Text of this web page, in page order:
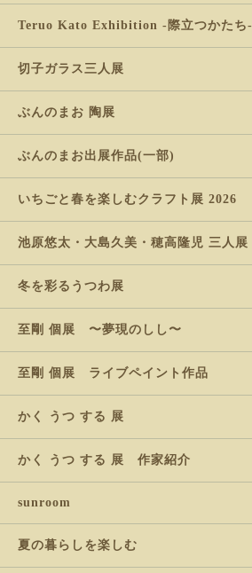
Teruo Kato Exhibition -際立つかたち-
切子ガラス三人展
ぶんのまお 陶展
ぶんのまお出展作品(一部)
いちごと春を楽しむクラフト展 2026
池原悠太・大島久美・穂高隆児 三人展
冬を彩るうつわ展
至剛 個展 〜夢現のしし〜
至剛 個展 ライブペイント作品
かく うつ する 展
かく うつ する 展 作家紹介
sunroom
夏の暮らしを楽しむ